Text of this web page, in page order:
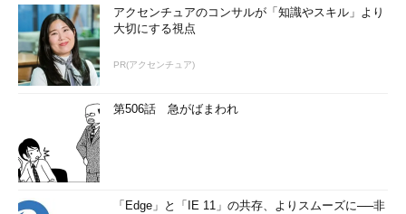
見え隠れする「Microsoft Defenderオフライン」の影、
Windows Serverでは使えずWindows 8.1には存在しない
「永続ライセンス版Office」に新機能は追加されない、わ
見た目はWindows 10 バージョン20H2、中身はWindows
10 バージョン2009、その名は「Windows 10 October
2020 Update」
Office 2010のサポート終了日は、米国時間それとも日本時
アクセンチュアのコンサルが「知識やスキル」より
大切にする視点
PR(アクセンチュア)
第506話 急がばまわれ
「Edge」と「IE 11」の共存、よりスムーズに──非